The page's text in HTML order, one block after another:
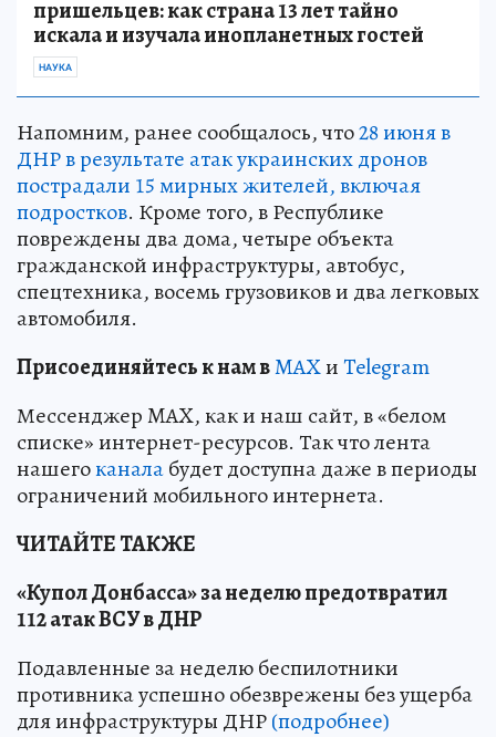
пришельцев: как страна 13 лет тайно
искала и изучала инопланетных гостей
НАУКА
Напомним, ранее сообщалось, что28 июня в
ДНР в результате атак украинских дронов
пострадали 15 мирных жителей, включая
подростков. Кроме того, в Республике
повреждены два дома, четыре объекта
гражданской инфраструктуры, автобус,
спецтехника, восемь грузовиков и два легковых
автомобиля.
Присоединяйтесь к нам вMAXиTelegram
Мессенджер MAX, как и наш сайт, в «белом
списке» интернет-ресурсов. Так что лента
нашегоканалабудет доступна даже в периоды
ограничений мобильного интернета.
ЧИТАЙТЕ ТАКЖЕ
«Купол Донбасса» за неделю предотвратил
112 атак ВСУ в ДНР
Подавленные за неделю беспилотники
противника успешно обезврежены без ущерба
для инфраструктуры ДНР(подробнее)